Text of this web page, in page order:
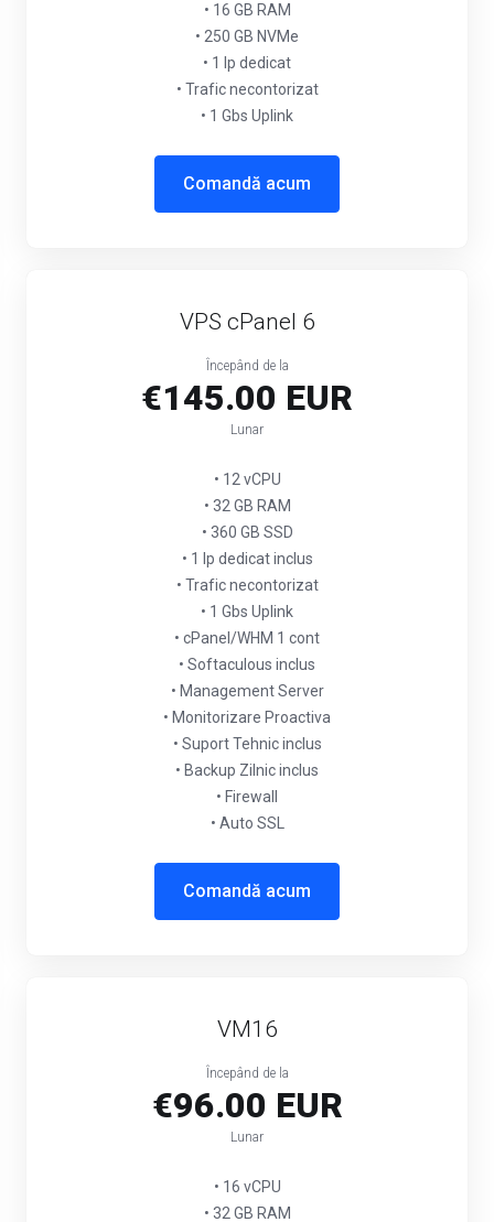
• 16 GB RAM
• 250 GB NVMe
• 1 Ip dedicat
• Trafic necontorizat
• 1 Gbs Uplink
Comandă acum
VPS cPanel 6
Începând de la
€145.00 EUR
Lunar
• 12 vCPU
• 32 GB RAM
• 360 GB SSD
• 1 Ip dedicat inclus
• Trafic necontorizat
• 1 Gbs Uplink
• cPanel/WHM 1 cont
• Softaculous inclus
• Management Server
• Monitorizare Proactiva
• Suport Tehnic inclus
• Backup Zilnic inclus
• Firewall
• Auto SSL
Comandă acum
VM16
Începând de la
€96.00 EUR
Lunar
• 16 vCPU
• 32 GB RAM